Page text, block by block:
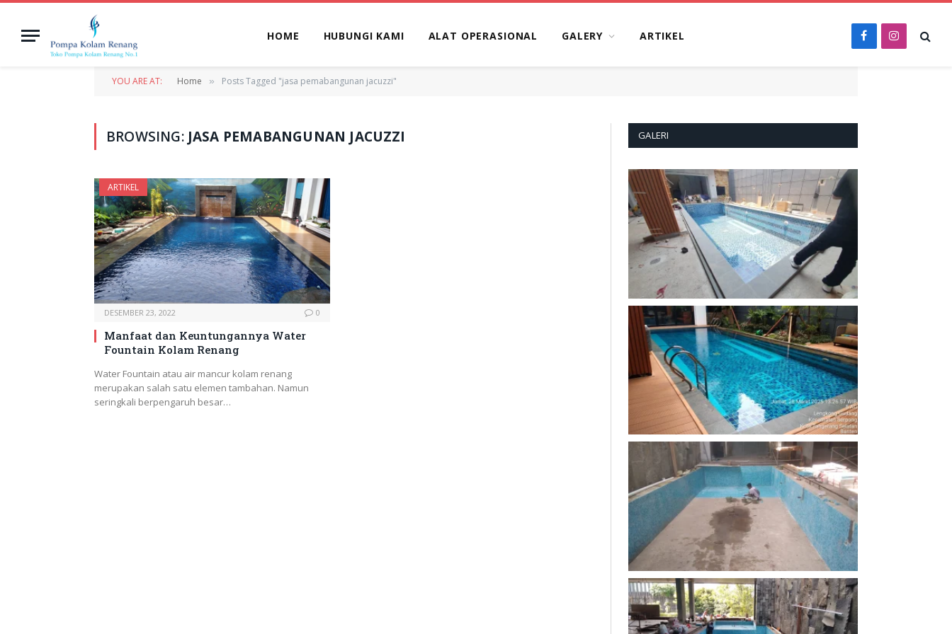
HOME HUBUNGI KAMI ALAT OPERASIONAL GALERY ARTIKEL FacebookInstagram
YOU ARE AT: Home » Posts Tagged "jasa pemabangunan jacuzzi"
BROWSING: JASA PEMABANGUNAN JACUZZI
ARTIKEL
DESEMBER 23, 2022 0
Manfaat dan Keuntungannya Water
Fountain Kolam Renang
Water Fountain atau air mancur kolam renang
merupakan salah satu elemen tambahan. Namun
seringkali berpengaruh besar…
GALERI